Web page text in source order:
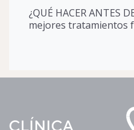
¿QUÉ HACER ANTES
mejores tratamientos